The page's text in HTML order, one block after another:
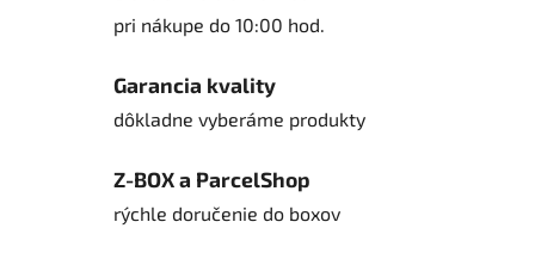
pri nákupe do 10:00 hod.
Garancia kvality
dôkladne vyberáme produkty
Z-BOX a ParcelShop
rýchle doručenie do boxov